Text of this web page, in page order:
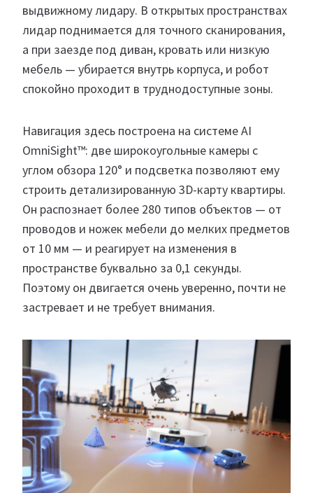
выдвижному лидару. В открытых пространствах
лидар поднимается для точного сканирования,
а при заезде под диван, кровать или низкую
мебель — убирается внутрь корпуса, и робот
спокойно проходит в труднодоступные зоны.
Навигация здесь построена на системе AI
OmniSight™: две широкоугольные камеры с
углом обзора 120° и подсветка позволяют ему
строить детализированную 3D-карту квартиры.
Он распознает более 280 типов объектов — от
проводов и ножек мебели до мелких предметов
от 10 мм — и реагирует на изменения в
пространстве буквально за 0,1 секунды.
Поэтому он двигается очень уверенно, почти не
застревает и не требует внимания.